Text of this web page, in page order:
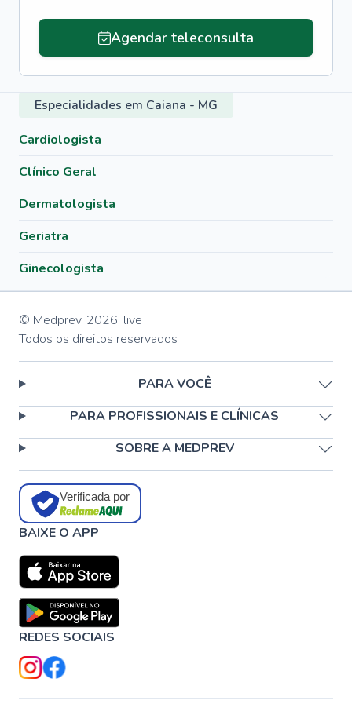
Agendar teleconsulta
Especialidades em Caiana - MG
Cardiologista
Clínico Geral
Dermatologista
Geriatra
Ginecologista
© Medprev, 2026, live
Todos os direitos reservados
PARA VOCÊ
PARA PROFISSIONAIS E CLÍNICAS
SOBRE A MEDPREV
Verificada por
BAIXE O APP
REDES SOCIAIS